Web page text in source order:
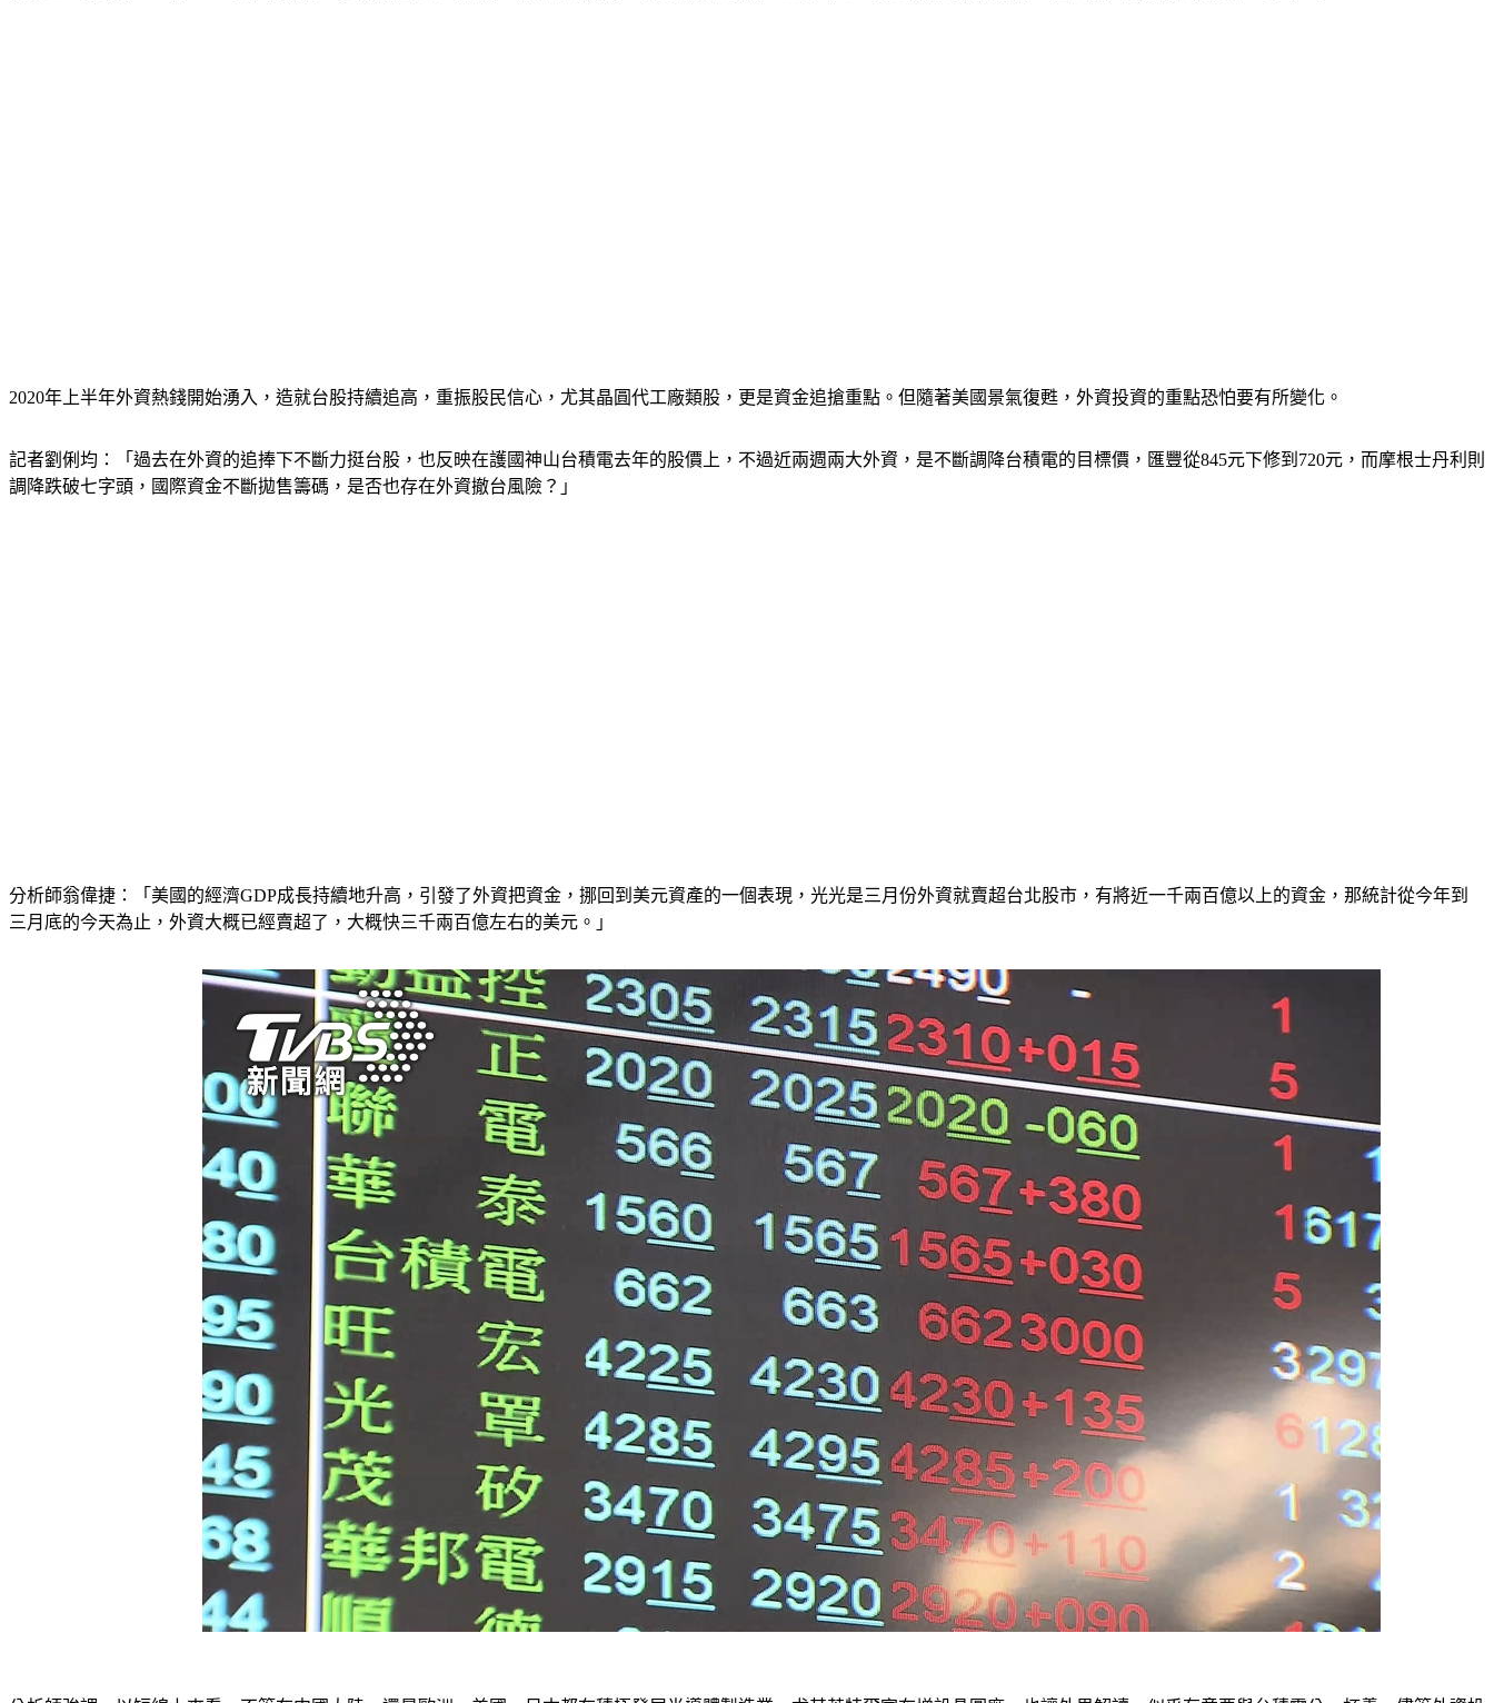
2020年上半年外資熱錢開始湧入，造就台股持續追高，重振股民信心，尤其晶圓代工廠類股，更是資金追搶重點。但隨著美國景氣復甦，外資投資的重點恐怕要有所變化。
記者劉俐均：「過去在外資的追捧下不斷力挺台股，也反映在護國神山台積電去年的股價上，不過近兩週兩大外資，是不斷調降台積電的目標價，匯豐從845元下修到720元，而摩根士丹利則
調降跌破七字頭，國際資金不斷拋售籌碼，是否也存在外資撤台風險？」
分析師翁偉捷：「美國的經濟GDP成長持續地升高，引發了外資把資金，挪回到美元資產的一個表現，光光是三月份外資就賣超台北股市，有將近一千兩百億以上的資金，那統計從今年到
三月底的今天為止，外資大概已經賣超了，大概快三千兩百億左右的美元。」